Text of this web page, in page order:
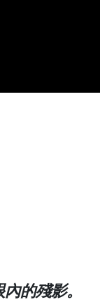
的殘影。